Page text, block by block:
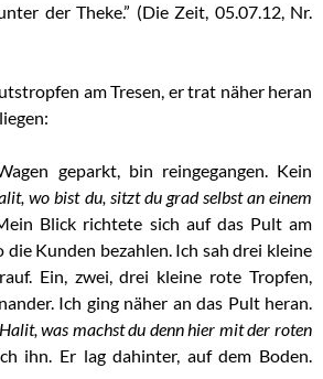
der Theke.” (Die Zeit, 05.07.12, Nr.
am Tresen, er trat näher heran
geparkt, bin reingegangen. Kein
wo bist du, sitzt du grad selbst an einem
Blick richtete sich auf das Pult am
die Kunden bezahlen. Ich sah drei kleine
Ein, zwei, drei kleine rote Tropfen,
Ich ging näher an das Pult heran.
was machst du denn hier mit der roten
ihn. Er lag dahinter, auf dem Boden.